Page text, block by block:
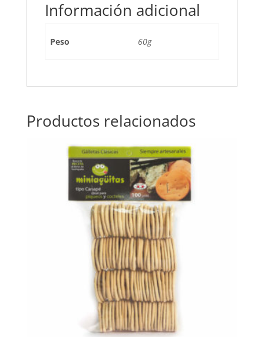
Información adicional
Peso 60g
Productos relacionados